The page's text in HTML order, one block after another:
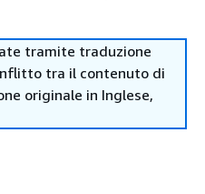
tramite traduzione
tra il contenuto di
originale in Inglese,